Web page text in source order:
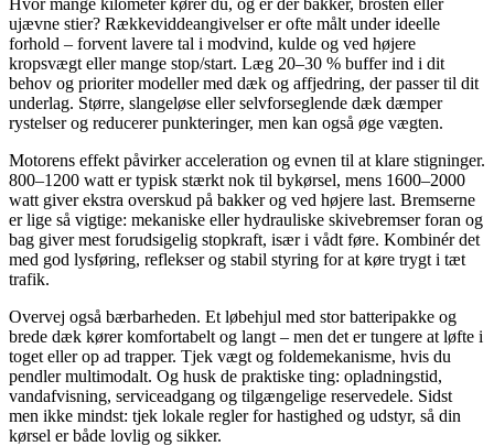
ujævne stier? Rækkeviddeangivelser er ofte målt under ideelle
forhold – forvent lavere tal i modvind, kulde og ved højere
kropsvægt eller mange stop/start. Læg 20–30 % buffer ind i dit
behov og prioriter modeller med dæk og affjedring, der passer til dit
underlag. Større, slangeløse eller selvforseglende dæk dæmper
rystelser og reducerer punkteringer, men kan også øge vægten.
Motorens effekt påvirker acceleration og evnen til at klare stigninger.
800–1200 watt er typisk stærkt nok til bykørsel, mens 1600–2000
watt giver ekstra overskud på bakker og ved højere last. Bremserne
er lige så vigtige: mekaniske eller hydrauliske skivebremser foran og
bag giver mest forudsigelig stopkraft, især i vådt føre. Kombinér det
med god lysføring, reflekser og stabil styring for at køre trygt i tæt
trafik.
Overvej også bærbarheden. Et løbehjul med stor batteripakke og
brede dæk kører komfortabelt og langt – men det er tungere at løfte i
toget eller op ad trapper. Tjek vægt og foldemekanisme, hvis du
pendler multimodalt. Og husk de praktiske ting: opladningstid,
vandafvisning, serviceadgang og tilgængelige reservedele. Sidst
men ikke mindst: tjek lokale regler for hastighed og udstyr, så din
kørsel er både lovlig og sikker.